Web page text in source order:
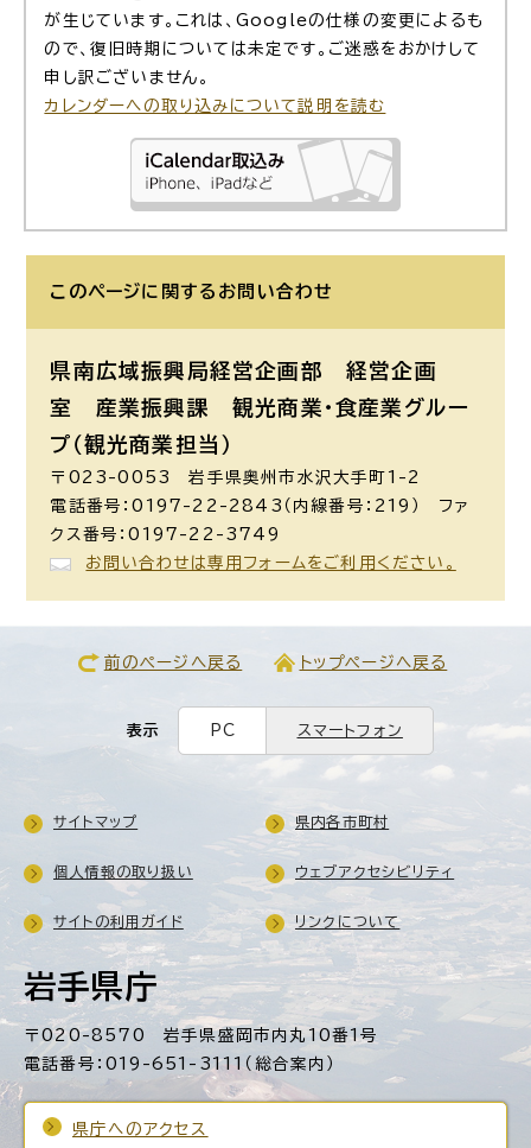
が生じています。これは、Googleの仕様の変更によるも
ので、復旧時期については未定です。ご迷惑をおかけして
申し訳ございません。
カレンダーへの取り込みについて説明を読む
このページに関する お問い合わせ
県南広域振興局経営企画部 経営企画
室 産業振興課 観光商業・食産業グルー
プ（観光商業担当）
〒023-0053 岩手県奥州市水沢大手町1-2
電話番号：0197-22-2843（内線番号：219） ファ
クス番号：0197-22-3749
お問い合わせは専用フォームをご利用ください。
前のページへ戻る トップページへ戻る
表示 PC スマートフォン
岩手県庁
〒020-8570 岩手県盛岡市内丸10番1号
電話番号：019-651-3111（総合案内）
県庁へのアクセス
サイトマップ 県内各市町村
個人情報の取り扱い ウェブアクセシビリティ
サイトの利用ガイド リンクについて